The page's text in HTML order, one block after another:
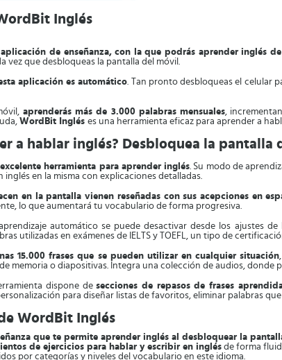
Inglés
de enseñanza, con la que podrás aprender inglés
vez que desbloqueas la pantalla del móvil.
aplicación es automático. Tan pronto desbloqueas el celular
aprenderás más de 3.000 palabras mensuales,
WordBit Inglés es una herramienta eficaz para aprender a
a hablar inglés? Desbloquea la pantalla
herramienta para aprender inglés. Su modo de
inglés en la misma con explicaciones detalladas.
en la pantalla vienen reseñadas con sus acepciones en
lo que aumentará tu vocabulario de forma progresiva.
automático se puede desactivar desde los ajustes
utilizadas en exámenes de IELTS y TOEFL, un tipo de
15.000 frases que se pueden utilizar en cualquier situación
memoria o diapositivas. Integra una colección de audios,
dispone desecciones de repasos de frases
para diseñar listas de favoritos, eliminar palabras
WordBit Inglés
que te permite aprender inglés al desbloquear la
de ejercicios para hablar y escribir en inglés de forma
por categorías y niveles del vocabulario en este idioma.